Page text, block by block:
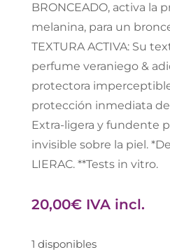
BRONCEADO, activa la
melanina, para un
TEXTURA ACTIVA: Su
perfume veraniego &
protectora
protección inmediata
Extra-ligera y fundente
invisible sobre la piel.
LIERAC. **Tests in vitro.
20,00€ IVA incl.
1 disponibles